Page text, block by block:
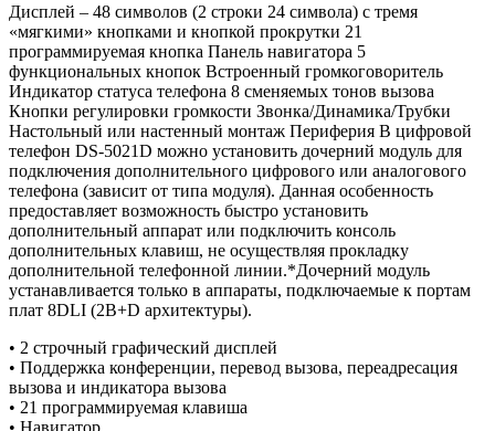
Дисплей – 48 символов (2 строки 24 символа) с тремя
«мягкими» кнопками и кнопкой прокрутки 21
программируемая кнопка Панель навигатора 5
функциональных кнопок Встроенный громкоговоритель
Индикатор статуса телефона 8 сменяемых тонов вызова
Кнопки регулировки громкости Звонка/Динамика/Трубки
Настольный или настенный монтаж Периферия В цифровой
телефон DS-5021D можно установить дочерний модуль для
подключения дополнительного цифрового или аналогового
телефона (зависит от типа модуля). Данная особенность
предоставляет возможность быстро установить
дополнительный аппарат или подключить консоль
дополнительных клавиш, не осуществляя прокладку
дополнительной телефонной линии.*Дочерний модуль
устанавливается только в аппараты, подключаемые к портам
плат 8DLI (2B+D архитектуры).
• 2 строчный графический дисплей
• Поддержка конференции, перевод вызова, переадресация
вызова и индикатора вызова
• 21 программируемая клавиша
• Навигатор